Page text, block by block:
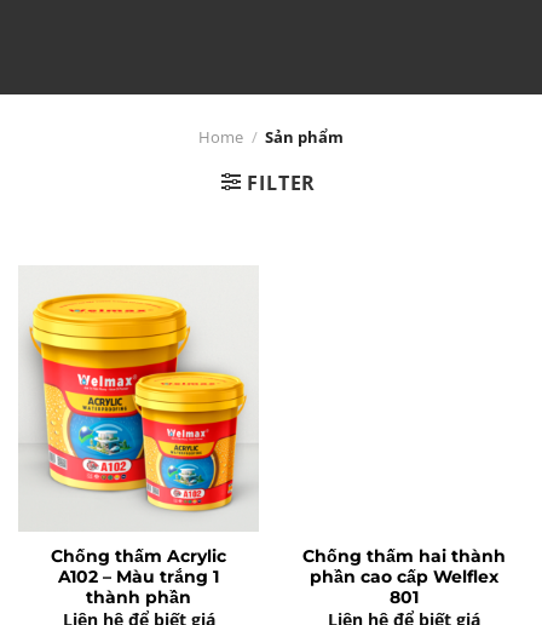
Home / Sản phẩm
FILTER
Chống thấm Acrylic
A102 – Màu trắng 1
thành phần
Liên hệ để biết giá
Chống thấm hai thành
phần cao cấp Welflex
801
Liên hệ để biết giá